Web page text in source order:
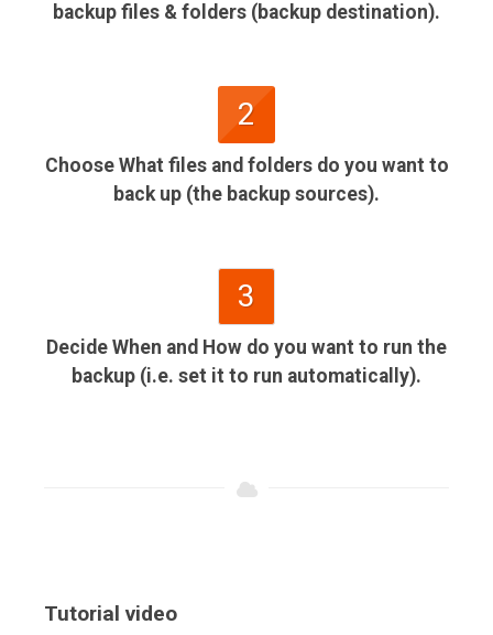
backup files & folders (backup destination).
2
Choose What files and folders do you want to
back up (the backup sources).
3
Decide When and How do you want to run the
backup (i.e. set it to run automatically).
Tutorial video